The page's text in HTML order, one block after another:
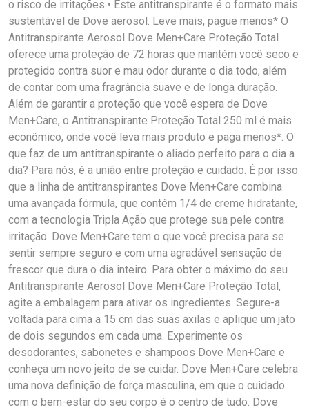
o risco de irritações • Este antitranspirante é o formato mais
sustentável de Dove aerosol. Leve mais, pague menos* O
Antitranspirante Aerosol Dove Men+Care Proteção Total
oferece uma proteção de 72 horas que mantém você seco e
protegido contra suor e mau odor durante o dia todo, além
de contar com uma fragrância suave e de longa duração.
Além de garantir a proteção que você espera de Dove
Men+Care, o Antitranspirante Proteção Total 250 ml é mais
econômico, onde você leva mais produto e paga menos*. O
que faz de um antitranspirante o aliado perfeito para o dia a
dia? Para nós, é a união entre proteção e cuidado. É por isso
que a linha de antitranspirantes Dove Men+Care combina
uma avançada fórmula, que contém 1/4 de creme hidratante,
com a tecnologia Tripla Ação que protege sua pele contra
irritação. Dove Men+Care tem o que você precisa para se
sentir sempre seguro e com uma agradável sensação de
frescor que dura o dia inteiro. Para obter o máximo do seu
Antitranspirante Aerosol Dove Men+Care Proteção Total,
agite a embalagem para ativar os ingredientes. Segure-a
voltada para cima a 15 cm das suas axilas e aplique um jato
de dois segundos em cada uma. Experimente os
desodorantes, sabonetes e shampoos Dove Men+Care e
conheça um novo jeito de se cuidar. Dove Men+Care celebra
uma nova definição de força masculina, em que o cuidado
com o bem-estar do seu corpo é o centro de tudo. Dove